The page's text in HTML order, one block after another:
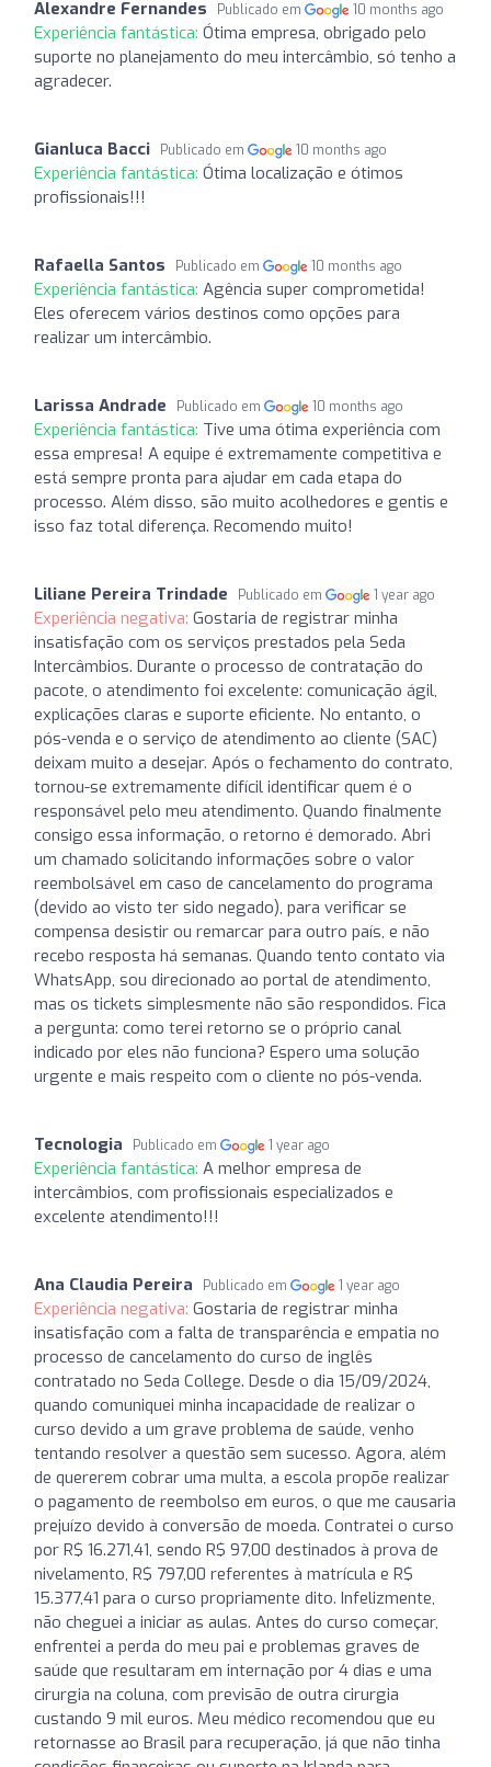
Alexandre Fernandes Publicado em 10 months ago
Experiência fantástica: Ótima empresa, obrigado pelo
suporte no planejamento do meu intercâmbio, só tenho a
agradecer.
Gianluca Bacci Publicado em 10 months ago
Experiência fantástica: Ótima localização e ótimos
profissionais!!!
Rafaella Santos Publicado em 10 months ago
Experiência fantástica: Agência super comprometida!
Eles oferecem vários destinos como opções para
realizar um intercâmbio.
Larissa Andrade Publicado em 10 months ago
Experiência fantástica: Tive uma ótima experiência com
essa empresa! A equipe é extremamente competitiva e
está sempre pronta para ajudar em cada etapa do
processo. Além disso, são muito acolhedores e gentis e
isso faz total diferença. Recomendo muito!
Liliane Pereira Trindade Publicado em 1 year ago
Experiência negativa: Gostaria de registrar minha
insatisfação com os serviços prestados pela Seda
Intercâmbios. Durante o processo de contratação do
pacote, o atendimento foi excelente: comunicação ágil,
explicações claras e suporte eficiente. No entanto, o
pós-venda e o serviço de atendimento ao cliente (SAC)
deixam muito a desejar. Após o fechamento do contrato,
tornou-se extremamente difícil identificar quem é o
responsável pelo meu atendimento. Quando finalmente
consigo essa informação, o retorno é demorado. Abri
um chamado solicitando informações sobre o valor
reembolsável em caso de cancelamento do programa
(devido ao visto ter sido negado), para verificar se
compensa desistir ou remarcar para outro país, e não
recebo resposta há semanas. Quando tento contato via
WhatsApp, sou direcionado ao portal de atendimento,
mas os tickets simplesmente não são respondidos. Fica
a pergunta: como terei retorno se o próprio canal
indicado por eles não funciona? Espero uma solução
urgente e mais respeito com o cliente no pós-venda.
Tecnologia Publicado em 1 year ago
Experiência fantástica: A melhor empresa de
intercâmbios, com profissionais especializados e
excelente atendimento!!!
Ana Claudia Pereira Publicado em 1 year ago
Experiência negativa: Gostaria de registrar minha
insatisfação com a falta de transparência e empatia no
processo de cancelamento do curso de inglês
contratado no Seda College. Desde o dia 15/09/2024,
quando comuniquei minha incapacidade de realizar o
curso devido a um grave problema de saúde, venho
tentando resolver a questão sem sucesso. Agora, além
de quererem cobrar uma multa, a escola propõe realizar
o pagamento de reembolso em euros, o que me causaria
prejuízo devido à conversão de moeda. Contratei o curso
por R$ 16.271,41, sendo R$ 97,00 destinados à prova de
nivelamento, R$ 797,00 referentes à matrícula e R$
15.377,41 para o curso propriamente dito. Infelizmente,
não cheguei a iniciar as aulas. Antes do curso começar,
enfrentei a perda do meu pai e problemas graves de
saúde que resultaram em internação por 4 dias e uma
cirurgia na coluna, com previsão de outra cirurgia
custando 9 mil euros. Meu médico recomendou que eu
retornasse ao Brasil para recuperação, já que não tinha